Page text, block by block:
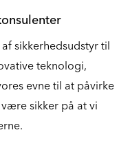
sikkerhedsudstyr til
teknologi,
evne til at påvirke
sikker på at vi